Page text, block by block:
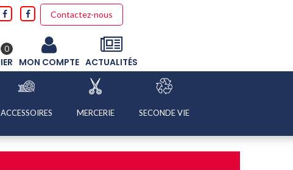
Contactez-nous
0
MON COMPTE ACTUALITÉS
ACCESSOIRES MERCERIE SECONDE VIE